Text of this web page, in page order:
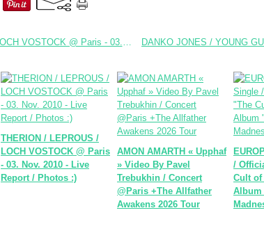
THERION / LEPROUS / LOCH VOSTOCK @ Paris - 03. Nov. 2010 - Live Report / Photos :)
THERION / LEPROUS /
LOCH VOSTOCK @ Paris
- 03. Nov. 2010 - Live
Report / Photos :)
AMON AMARTH « Upphaf
» Video By Pavel
Trebukhin / Concert
@Paris +The Allfather
Awakens 2026 Tour
/
Cult of
Album